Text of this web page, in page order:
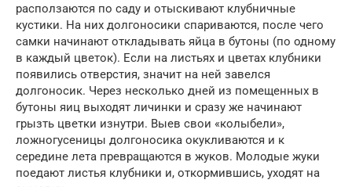
расползаются по саду и отыскивают клубничные
кустики. На них долгоносики спариваются, после чего
самки начинают откладывать яйца в бутоны (по одному
в каждый цветок). Если на листьях и цветах клубники
появились отверстия, значит на ней завелся
долгоносик. Через несколько дней из помещенных в
бутоны яиц выходят личинки и сразу же начинают
грызть цветки изнутри. Выев свои «колыбели»,
ложногусеницы долгоносика окукливаются и к
середине лета превращаются в жуков. Молодые жуки
поедают листья клубники и, откормившись, уходят на